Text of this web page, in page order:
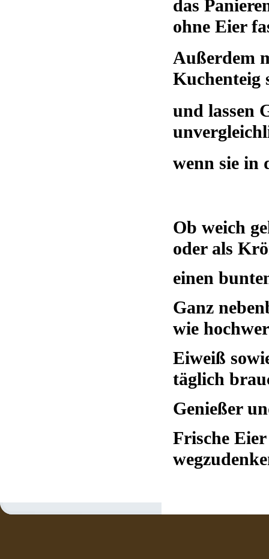
das
ohne Eier
Außerdem
Kuchenteig
und lassen
wenn sie in
Ob weich
oder als
einen
Ganz
wie
Eiweiß
täglich
Genießer
Frische